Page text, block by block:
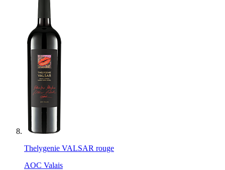
Thelygenie VALSAR rouge
AOC Valais